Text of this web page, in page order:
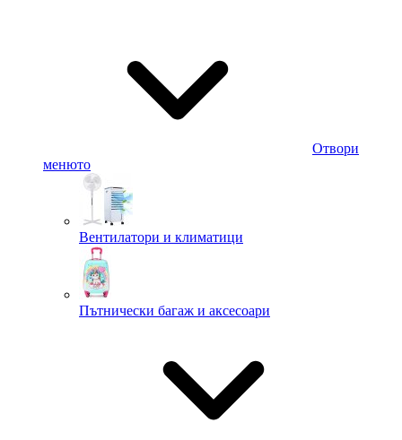
Отвори
менюто
Вентилатори и климатици
Пътнически багаж и аксесоари